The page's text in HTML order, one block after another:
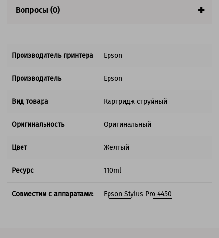
Вопросы (0)
Производитель принтера Epson
Производитель Epson
Вид товара Картридж струйный
Оригинальность Оригинальный
Цвет Желтый
Ресурс 110ml
Совместим с аппаратами: Epson Stylus Pro 4450